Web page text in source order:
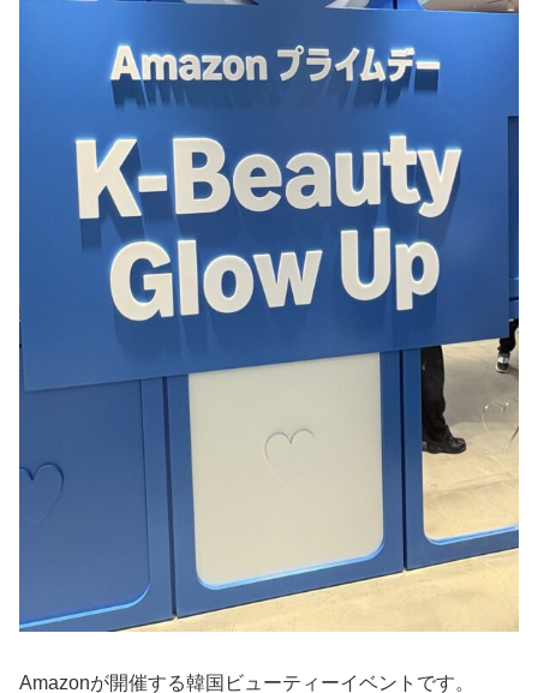
Amazonが開催する韓国ビューティーイベントです。